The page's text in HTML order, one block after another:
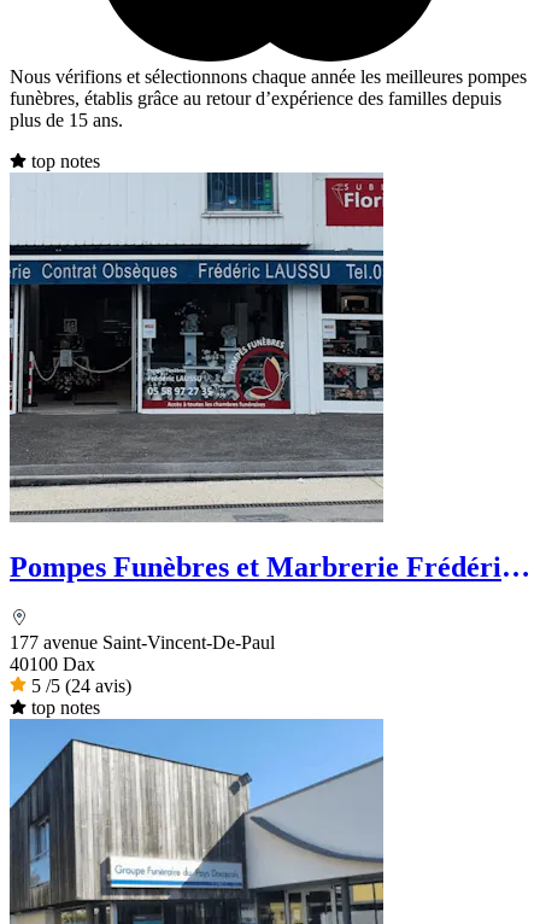
Nous vérifions et sélectionnons chaque année les meilleures pompes
funèbres, établis grâce au retour d’expérience des familles depuis
plus de 15 ans.
top notes
Pompes Funèbres et Marbrerie Frédéric
177 avenue Saint-Vincent-De-Paul
40100 Dax
5 /5 (24 avis)
top notes